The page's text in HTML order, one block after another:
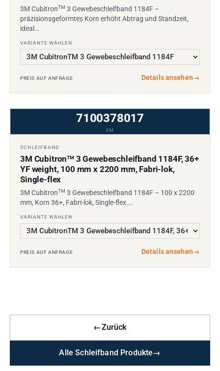
3M CubitronTM 3 Gewebeschleifband 1184F –
präzisionsgeformtes Korn erhöht Abtrag und Standzeit,
ideal…
VARIANTE WÄHLEN
PREIS AUF ANFRAGE Details ansehen→
7100378017
3M
SCHLEIFBAND
3M CubitronTM3 Gewebeschleifband 1184F, 36+
YF weight, 100 mm x 2200 mm, Fabri-lok,
Single-flex
3M CubitronTM 3 Gewebeschleifband 1184F – 100 x 2200
mm, Korn 36+, Fabri-lok, Single-flex.…
VARIANTE WÄHLEN
PREIS AUF ANFRAGE Details ansehen→
←Zurück
Alle Schleifband Produkte→